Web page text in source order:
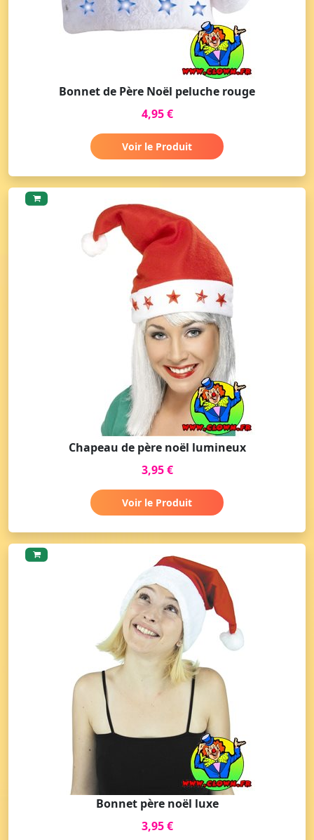
Bonnet de Père Noël peluche rouge
4,95 €
Voir le Produit
Chapeau de père noël lumineux
3,95 €
Voir le Produit
Bonnet père noël luxe
3,95 €